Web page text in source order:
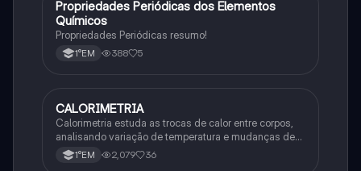
Química
Propriedades Periódicas dos Elementos
Químicos
Propriedades Periódicas resumo!
1°EM 388 5
Química
CALORIMETRIA
Calorimetria estuda as trocas de calor entre corpos,
analisando variação de temperatura e mudanças de
estado físico. Usa conceitos como calor sensível,
latente e capacidade térmica.
1°EM 2,079 36